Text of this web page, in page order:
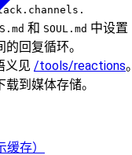
存）
和 SOUL.md 中设置
回复循环。
义见 /tools/reactions
到媒体存储。